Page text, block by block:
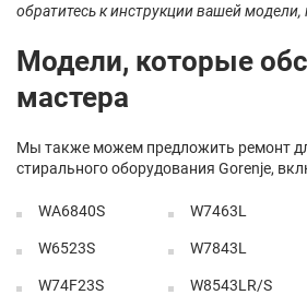
обратитесь к инструкции вашей модели,
Модели, которые
мастера
Мы также можем предложить ремонт
стирального оборудования Gorenje,
WA6840S W7463L
W6523S W7843L
W74F23S W8543LR/S